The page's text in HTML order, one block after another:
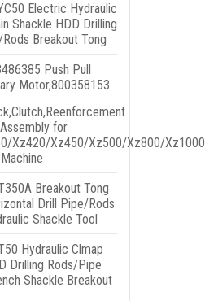
Electric Hydraulic
Shackle HDD Drilling
Rods Breakout Tong
Push Pull
Motor,800358153
Clutch,Reenforcement
for
Xz420/Xz450/Xz500/Xz800/
Breakout Tong
Drill Pipe/Rods
Shackle Tool
Hydraulic Clmap
Drilling Rods/Pipe
Shackle Breakout